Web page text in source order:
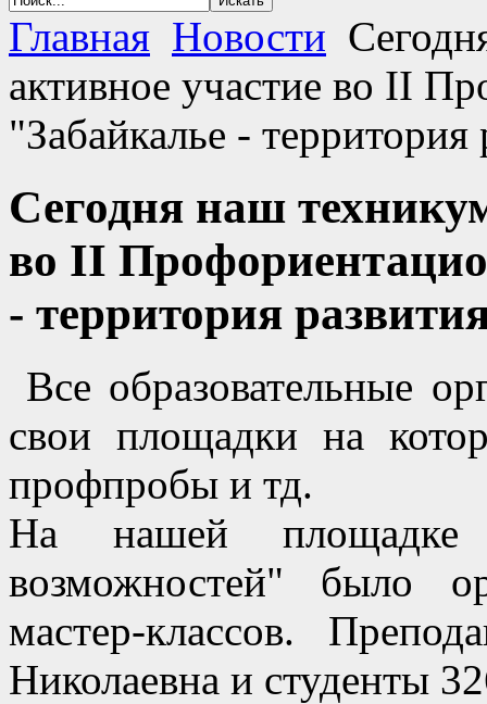
Главная Новости
активное участие во II
"Забайкалье - территория
Сегодня наш
во II
- территория
Все образовательные
свои площадки на
профпробы и тд.
На нашей площадке
возможностей" было
мастер-классов.
Николаевна и студенты